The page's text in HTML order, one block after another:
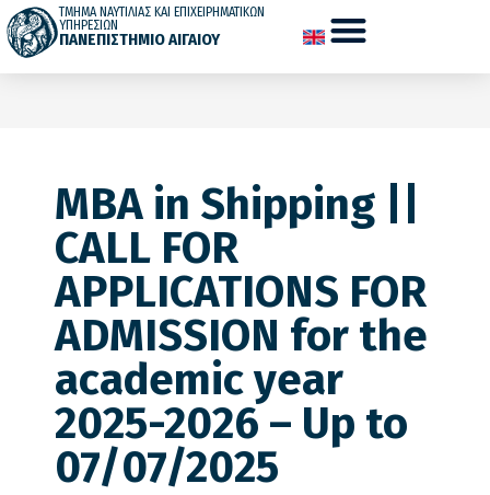
ΤΜΗΜΑ ΝΑΥΤΙΛΙΑΣ ΚΑΙ ΕΠΙΧΕΙΡΗΜΑΤΙΚΩΝ
ΥΠΗΡΕΣΙΩΝ
ΠΑΝΕΠΙΣΤΗΜΙΟ ΑΙΓΑΙΟΥ
MBA in Shipping ||
CALL FOR
APPLICATIONS FOR
ADMISSION for the
academic year
2025-2026 – Up to
07/07/2025